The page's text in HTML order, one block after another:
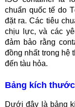
chuẩn quốc tế do
đặt ra. Các tiêu
chịu lực, và các
đảm bảo rằng
đồng nhất trong hệ
đến tàu hỏa.
Bảng kích
Dưới đây là bảng